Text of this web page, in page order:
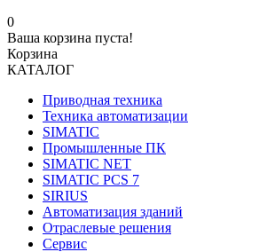
0
Ваша корзина пуста!
Корзина
КАТАЛОГ
Приводная техника
Техника автоматизации
SIMATIC
Промышленные ПК
SIMATIC NET
SIMATIC PCS 7
SIRIUS
Автоматизация зданий
Отраслевые решения
Сервис